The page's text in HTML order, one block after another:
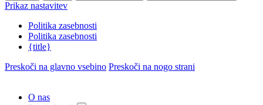
Prikaz nastavitev
Politika zasebnosti
Politika zasebnosti
{title}
Preskoči na glavno vsebino Preskoči na nogo strani
O nas